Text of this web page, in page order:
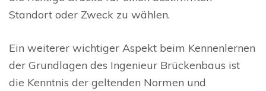
Standort oder Zweck zu wählen.
Ein weiterer wichtiger Aspekt beim Kennenlernen
der Grundlagen des Ingenieur Brückenbaus ist
die Kenntnis der geltenden Normen und